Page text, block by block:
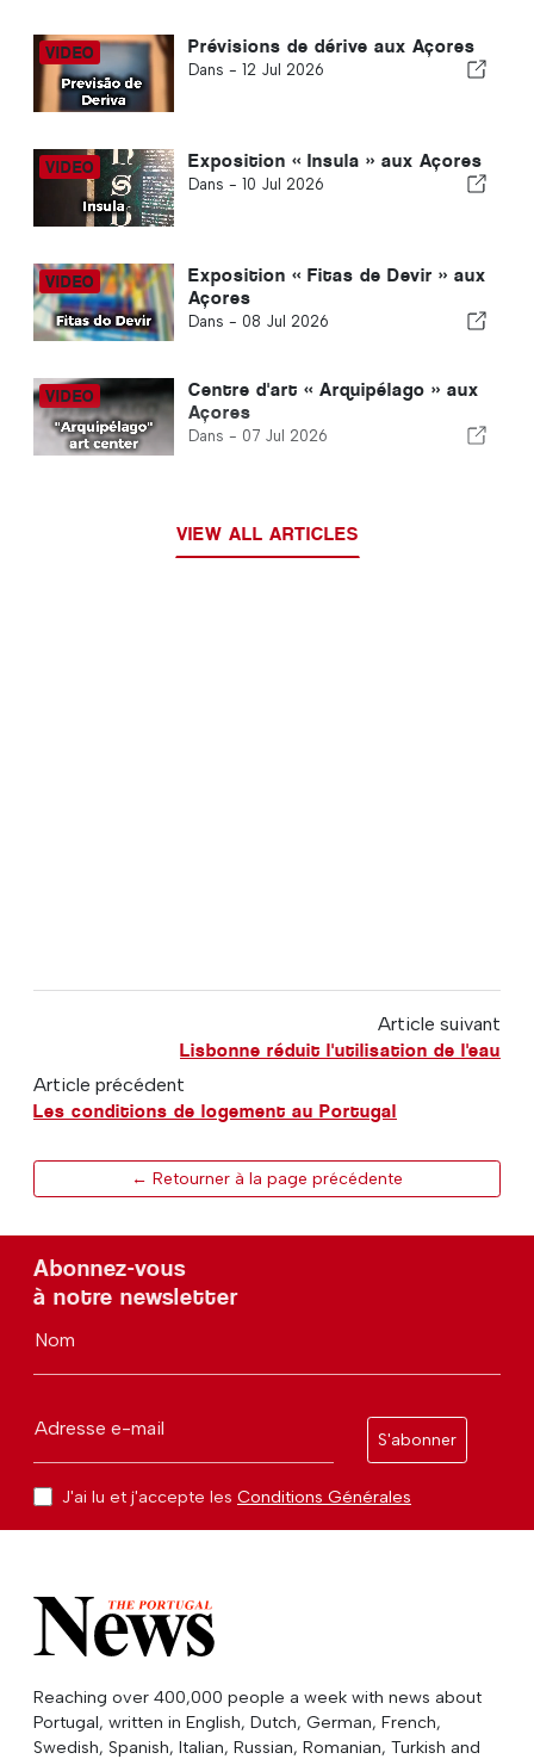
Prévisions de dérive aux Açores
Dans - 12 Jul 2026
Exposition « Insula » aux Açores
Dans - 10 Jul 2026
Exposition « Fitas de Devir » aux
Açores
Dans - 08 Jul 2026
Centre d'art « Arquipélago » aux
Açores
Dans - 07 Jul 2026
VIEW ALL ARTICLES
Article suivant
Lisbonne réduit l'utilisation de l'eau
Article précédent
Les conditions de logement au Portugal
← Retourner à la page précédente
Abonnez-vous
à notre newsletter
Nom
Adresse e-mail
S'abonner
J'ai lu et j'accepte les Conditions Générales
Reaching over 400,000 people a week with news about
Portugal, written in English, Dutch, German, French,
Swedish, Spanish, Italian, Russian, Romanian, Turkish and